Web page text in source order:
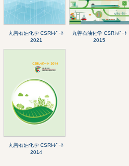
丸善石油化学 CSRﾚﾎﾟｰﾄ
2021
丸善石油化学 CSRﾚﾎﾟｰﾄ
2015
丸善石油化学 CSRﾚﾎﾟｰﾄ
2014